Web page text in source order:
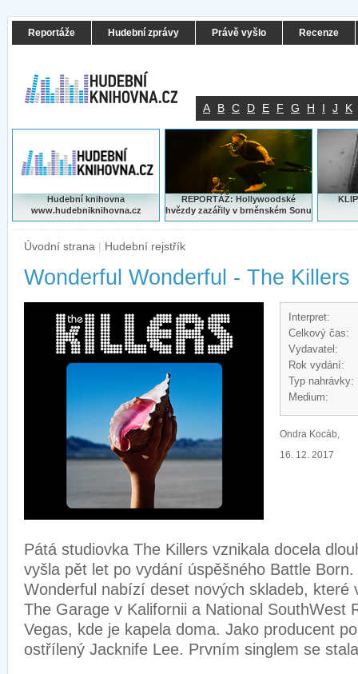
Reportáže Hudební zprávy Právě vyšlo Recenze
A B C D E F G H I J K
Hudební knihovna
www.hudebniknihovna.cz
REPORTÁŽ: Hollywoodské
hvězdy zazářily v brněnském Sonu
Úvodní strana | Hudební rejstřík
Wonderful Wonderful - The Killers
Interpret:
Celkový čas:
Vydavatel:
Rok vydání:
Typ nahrávky:
Medium:
Ondra Kocáb,
16. 12. 2017
Pátá studiovka The Killers vznikala docela
vyšla pět let po vydání úspěšného Battle
Wonderful nabízí deset nových skladeb, které
The Garage v Kalifornii a National SouthWest
Vegas, kde je kapela doma. Jako producent
ostřílený Jacknife Lee. Prvním singlem se